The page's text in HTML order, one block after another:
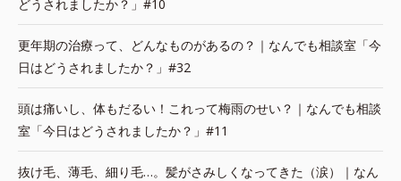
どうされましたか？」#10
更年期の治療って、どんなものがあるの？｜なんでも相談室「今
日はどうされましたか？」#32
頭は痛いし、体もだるい！これって梅雨のせい？｜なんでも相談
室「今日はどうされましたか？」#11
抜け毛、薄毛、細り毛…。髪がさみしくなってきた（涙）｜なん